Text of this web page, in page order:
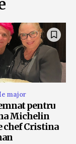
major
pentru
Michelin
chef Cristina